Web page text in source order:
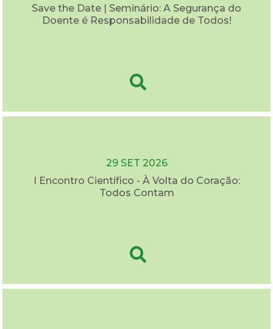
Save the Date | Seminário: A Segurança do
Doente é Responsabilidade de Todos!
29 SET 2026
I Encontro Científico - À Volta do Coração:
Todos Contam